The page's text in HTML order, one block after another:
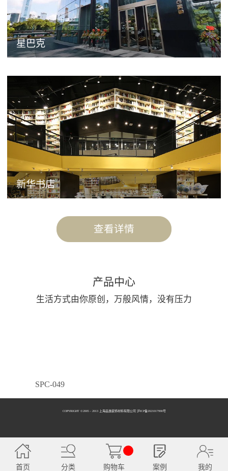
星巴克
新华书店
查看详情
产品中心
生活方式由你原创，万般风情，没有压力
SPC-049
SPC-050
COPYRIGHT ©2005 - 2013 上海品逸装饰材料有限公司 泸ICP备2021017990号
首页 分类 购物车 案例 我的